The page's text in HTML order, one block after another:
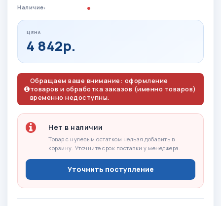
Наличие:
ЦЕНА
4 842р.
Обращаем ваше внимание: оформление
товаров и обработка заказов (именно товаров)
временно недоступны.
Нет в наличии
Товар с нулевым остатком нельзя добавить в
корзину. Уточните срок поставки у менеджера.
Уточнить поступление